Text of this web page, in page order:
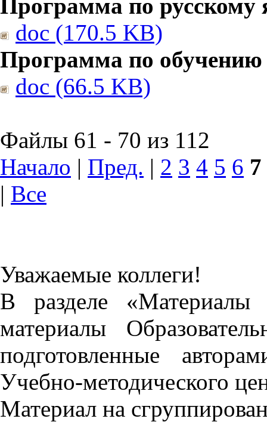
Программа по русскому
doc (170.5 KB)
Программа по обучению
doc (66.5 KB)
Файлы 61 - 70 из 112
Начало | Пред. | 2 3 4 5 6 7
| Все
Уважаемые коллеги!
В разделе «Материалы
материалы
подготовленные
Учебно-методического
Материал на